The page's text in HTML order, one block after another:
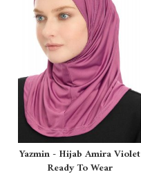
Yazmin - Hijab Amira Violet
Ready To Wear